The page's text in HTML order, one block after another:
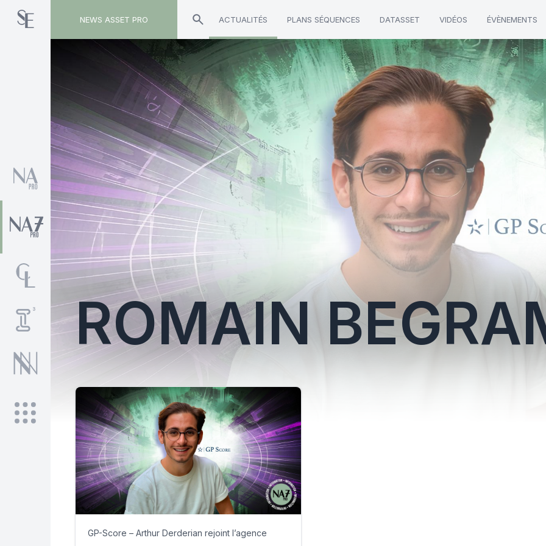
NEWS ASSET PRO ACTUALITÉS PLANS SÉQUENCES DATASSET VIDÉOS ÉVÈNEMENTS
Toute l'actualité sur le tag "Romain Begramian"
ROMAIN
GP-Score – Arthur Derderian rejoint l’agence